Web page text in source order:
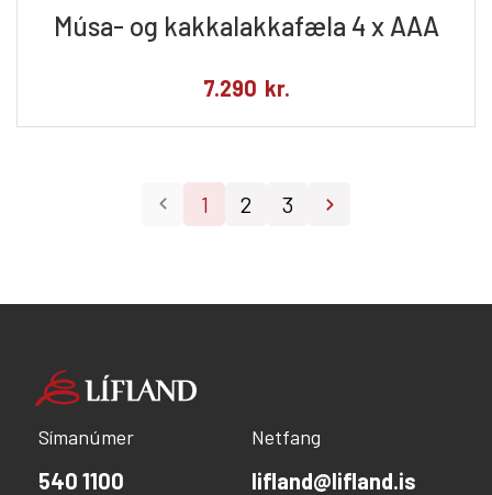
Músa- og kakkalakkafæla 4 x AAA
7.290 kr.
1 2 3
Símanúmer
540 1100
Netfang
lifland@lifland.is